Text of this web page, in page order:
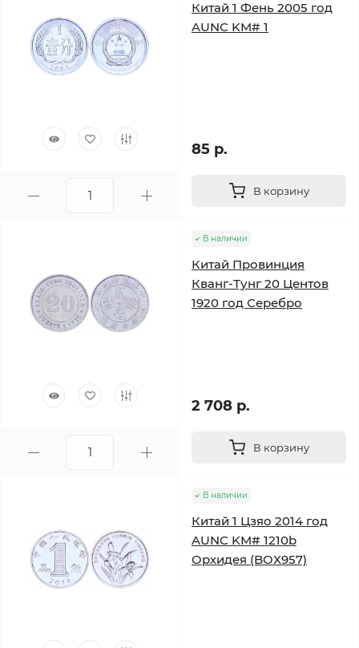
Китай 1 Фень 2005 год
AUNC KM# 1
85 р.
В корзину
В наличии
Китай Провинция
Кванг-Тунг 20 Центов
1920 год Серебро
2 708 р.
В корзину
В наличии
Китай 1 Цзяо 2014 год
AUNC KM# 1210b
Орхидея (BOX957)